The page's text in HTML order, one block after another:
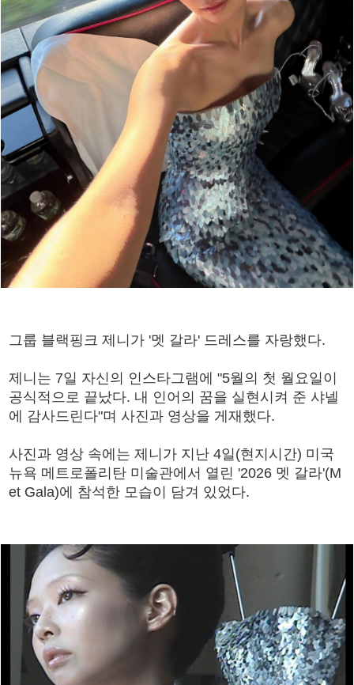
그룹 블랙핑크 제니가 '멧 갈라' 드레스를 자랑했다.
제니는 7일 자신의 인스타그램에 "5월의 첫 월요일이
공식적으로 끝났다. 내 인어의 꿈을 실현시켜 준 샤넬
에 감사드린다"며 사진과 영상을 게재했다.
사진과 영상 속에는 제니가 지난 4일(현지시간) 미국
뉴욕 메트로폴리탄 미술관에서 열린 '2026 멧 갈라'(M
et Gala)에 참석한 모습이 담겨 있었다.